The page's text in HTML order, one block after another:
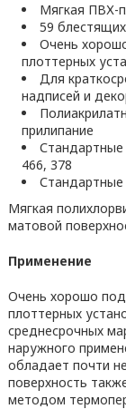
Мягкая ПВХ-
59
Очень
плоттерных
Для
надписей и
прилипание
Стандартные
466, 378
Мягкая
матовой
Применение
Очень хорошо
плоттерных
среднесрочных
наружного
обладает почти
поверхность
методом